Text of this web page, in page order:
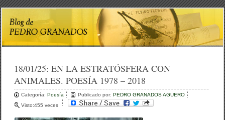
18/01/25:EN LA ESTRATÓSFERA CON
ANIMALES. POESÍA 1978 – 2018
Categoría:Poesía Publicado por:PEDRO GRANADOS AGUERO
Visto:455 veces